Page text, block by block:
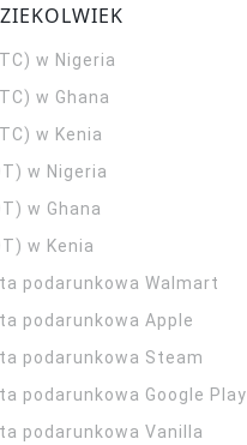
w Nigeria
w Ghana
w Kenia
w Nigeria
w Ghana
w Kenia
podarunkowa Walmart
podarunkowa Apple
podarunkowa Steam
podarunkowa Google Play
podarunkowa Vanilla